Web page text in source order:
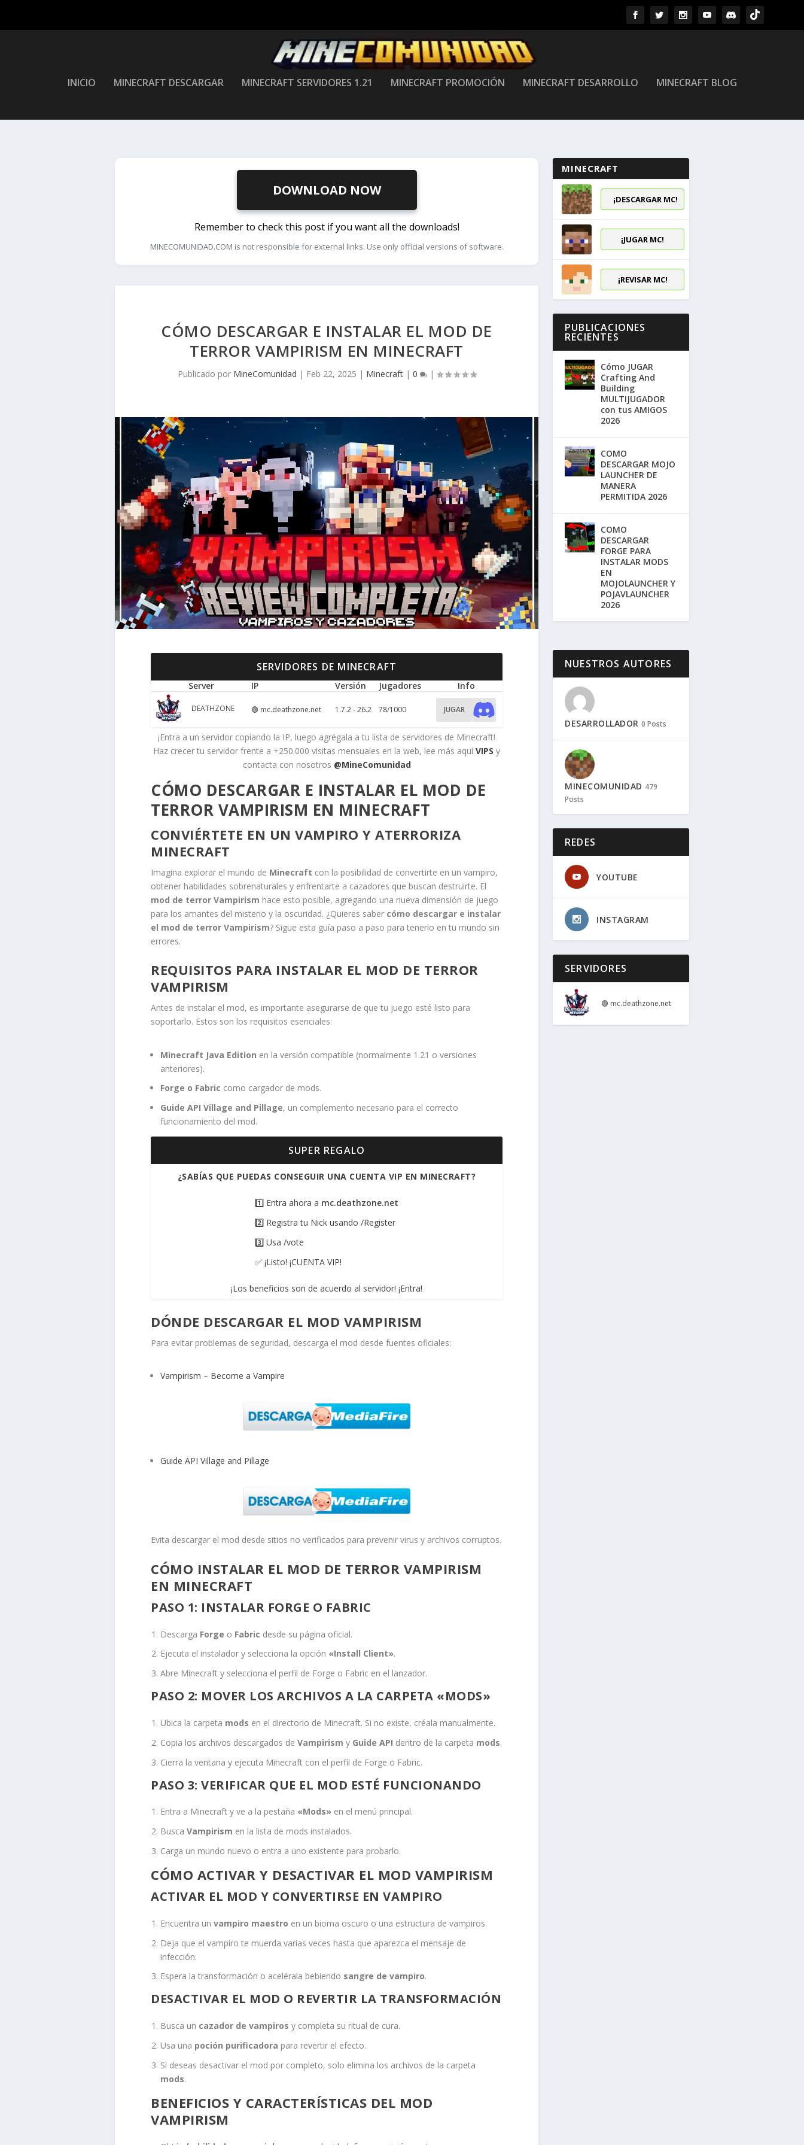
INICIO MINECRAFT DESCARGAR MINECRAFT SERVIDORES 1.21 MINECRAFT PROMOCIÓN MINECRAFT DESARROLLO MINECRAFT BLOG
DOWNLOAD NOW
Remember to check this post if you want all the downloads!
MINECOMUNIDAD.COM is not responsible for external links. Use only official versions of software.
CÓMO DESCARGAR E INSTALAR EL MOD DE
TERROR VAMPIRISM EN MINECRAFT
Publicado por MineComunidad | Feb 22, 2025 | Minecraft| 0 |
SERVIDORES DE MINECRAFT
Server IP Versión Jugadores Info
DEATHZONE 🟢 mc.deathzone.net 1.7.2 - 26.2 78/1000 JUGAR
¡Entra a un servidor copiando la IP, luego agrégala a tu lista de servidores de Minecraft!
Haz crecer tu servidor frente a +250.000 visitas mensuales en la web, lee más aquí VIPS y
contacta con nosotros @MineComunidad
CÓMO DESCARGAR E INSTALAR EL MOD DE
TERROR VAMPIRISM EN MINECRAFT
CONVIÉRTETE EN UN VAMPIRO Y ATERRORIZA
MINECRAFT
Imagina explorar el mundo de Minecraft con la posibilidad de convertirte en un vampiro,
obtener habilidades sobrenaturales y enfrentarte a cazadores que buscan destruirte. El
mod de terror Vampirism hace esto posible, agregando una nueva dimensión de juego
para los amantes del misterio y la oscuridad. ¿Quieres saber cómo descargar e instalar
el mod de terror Vampirism? Sigue esta guía paso a paso para tenerlo en tu mundo sin
errores.
REQUISITOS PARA INSTALAR EL MOD DE TERROR
VAMPIRISM
Antes de instalar el mod, es importante asegurarse de que tu juego esté listo para
soportarlo. Estos son los requisitos esenciales:
Minecraft Java Edition en la versión compatible (normalmente 1.21 o versiones
anteriores).
Forge o Fabric como cargador de mods.
Guide API Village and Pillage, un complemento necesario para el correcto
funcionamiento del mod.
SUPER REGALO
¿SABÍAS QUE PUEDAS CONSEGUIR UNA CUENTA VIP EN MINECRAFT?
1️⃣ Entra ahora a mc.deathzone.net
2️⃣ Registra tu Nick usando /Register
3️⃣ Usa /vote
✅ ¡Listo! ¡CUENTA VIP!
¡Los beneficios son de acuerdo al servidor! ¡Entra!
DÓNDE DESCARGAR EL MOD VAMPIRISM
Para evitar problemas de seguridad, descarga el mod desde fuentes oficiales:
Vampirism – Become a Vampire
Guide API Village and Pillage
Evita descargar el mod desde sitios no verificados para prevenir virus y archivos corruptos.
CÓMO INSTALAR EL MOD DE TERROR VAMPIRISM
EN MINECRAFT
PASO 1: INSTALAR FORGE O FABRIC
Descarga Forge o Fabric desde su página oficial.
Ejecuta el instalador y selecciona la opción «Install Client».
Abre Minecraft y selecciona el perfil de Forge o Fabric en el lanzador.
PASO 2: MOVER LOS ARCHIVOS A LA CARPETA «MODS»
Ubica la carpeta mods en el directorio de Minecraft. Si no existe, créala manualmente.
Copia los archivos descargados de Vampirism y Guide API dentro de la carpeta mods.
Cierra la ventana y ejecuta Minecraft con el perfil de Forge o Fabric.
PASO 3: VERIFICAR QUE EL MOD ESTÉ FUNCIONANDO
Entra a Minecraft y ve a la pestaña «Mods» en el menú principal.
Busca Vampirism en la lista de mods instalados.
Carga un mundo nuevo o entra a uno existente para probarlo.
CÓMO ACTIVAR Y DESACTIVAR EL MOD VAMPIRISM
ACTIVAR EL MOD Y CONVERTIRSE EN VAMPIRO
Encuentra un vampiro maestro en un bioma oscuro o una estructura de vampiros.
Deja que el vampiro te muerda varias veces hasta que aparezca el mensaje de
infección.
Espera la transformación o acelérala bebiendo sangre de vampiro.
DESACTIVAR EL MOD O REVERTIR LA TRANSFORMACIÓN
Busca un cazador de vampiros y completa su ritual de cura.
Usa una poción purificadora para revertir el efecto.
Si deseas desactivar el mod por completo, solo elimina los archivos de la carpeta
mods.
BENEFICIOS Y CARACTERÍSTICAS DEL MOD
VAMPIRISM
MINECRAFT
¡DESCARGAR MC!
¡JUGAR MC!
¡REVISAR MC!
PUBLICACIONES
RECIENTES
Cómo JUGAR
Crafting And
Building
MULTIJUGADOR
con tus AMIGOS
2026
COMO
DESCARGAR MOJO
LAUNCHER DE
MANERA
PERMITIDA 2026
COMO
DESCARGAR
FORGE PARA
INSTALAR MODS
EN
MOJOLAUNCHER Y
POJAVLAUNCHER
2026
NUESTROS AUTORES
DESARROLLADOR 0 Posts
MINECOMUNIDAD 479
Posts
REDES
YOUTUBE
INSTAGRAM
SERVIDORES
🟢 mc.deathzone.net